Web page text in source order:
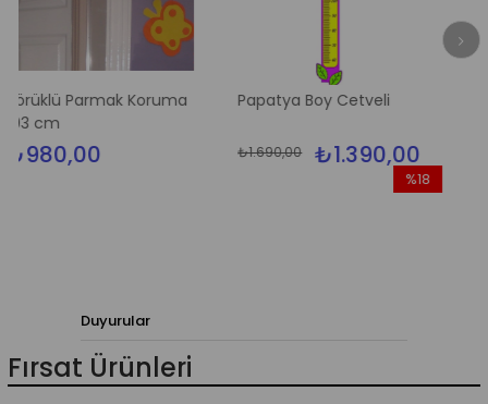
Koruma Papatya Boy Cetveli
₺1.390,00
Duyurular
Fırsat Ürünleri